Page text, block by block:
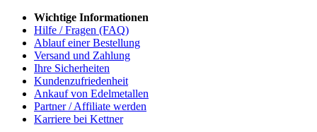
Wichtige Informationen
Hilfe / Fragen (FAQ)
Ablauf einer Bestellung
Versand und Zahlung
Ihre Sicherheiten
Kundenzufriedenheit
Ankauf von Edelmetallen
Partner / Affiliate werden
Karriere bei Kettner